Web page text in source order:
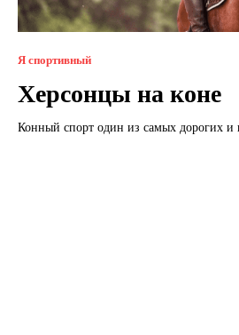
Я спортивный
Херсонцы на коне
Конный спорт один из самых дорогих и